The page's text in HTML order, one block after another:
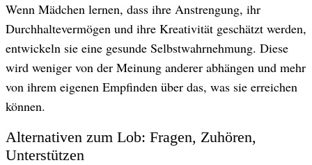
Wenn Mädchen lernen, dass ihre Anstrengung, ihr
Durchhaltevermögen und ihre Kreativität geschätzt werden,
entwickeln sie eine gesunde Selbstwahrnehmung. Diese
wird weniger von der Meinung anderer abhängen und mehr
von ihrem eigenen Empfinden über das, was sie erreichen
können.
Alternativen zum Lob: Fragen, Zuhören,
Unterstützen